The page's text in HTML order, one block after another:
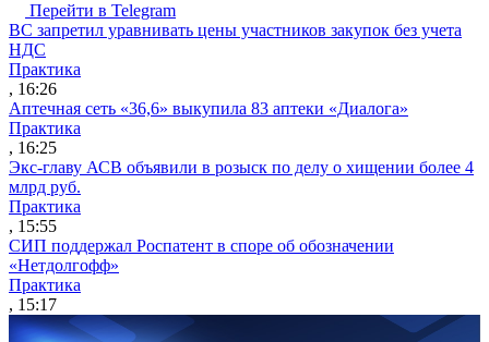
Перейти в Telegram
ВС запретил уравнивать цены участников закупок без учета
НДС
Практика
, 16:26
Аптечная сеть «36,6» выкупила 83 аптеки «Диалога»
Практика
, 16:25
Экс-главу АСВ объявили в розыск по делу о хищении более 4
млрд руб.
Практика
, 15:55
СИП поддержал Роспатент в споре об обозначении
«Нетдолгофф»
Практика
, 15:17